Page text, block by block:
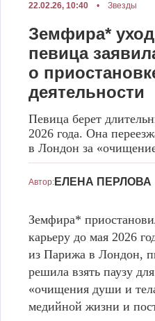
22.02.26, 10:40 • Звезды
Земфира*
певица
о
деятельности
Певица берет
2026 года. Она
в Лондон за
Автор: ЕЛЕНА ПЕРЛОВА
Земфира* уходит со сцены:
Фото:
Земфира*
карьеру до мая 2026
из Парижа в Лондон,
решила взять паузу
«очищения души и
медийной жизни и